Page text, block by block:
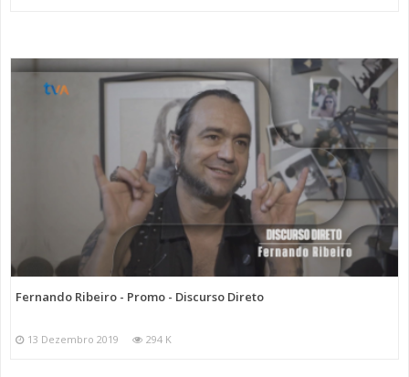
Fernando Ribeiro - Promo - Discurso Direto
13 Dezembro 2019 294 K